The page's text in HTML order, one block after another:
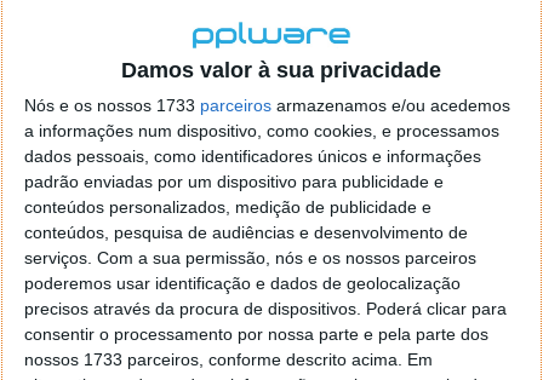
Damos valor à sua privacidade
Nós e os nossos 1733 parceiros armazenamos e/ou acedemos
a informações num dispositivo, como cookies, e processamos
dados pessoais, como identificadores únicos e informações
padrão enviadas por um dispositivo para publicidade e
conteúdos personalizados, medição de publicidade e
conteúdos, pesquisa de audiências e desenvolvimento de
serviços. Com a sua permissão, nós e os nossos parceiros
poderemos usar identificação e dados de geolocalização
precisos através da procura de dispositivos. Poderá clicar para
consentir o processamento por nossa parte e pela parte dos
nossos 1733 parceiros, conforme descrito acima. Em
localizaçao referida n se encontra la nada k me permita por
o firefox como browser predefenido
Ja percorri o painel
tentei apagar o explorer na tentativa de forçar o uso do
firefox mas em vao. Kaso te lembres de outra dica fico
agradecido, caso contrario obrigado a mesma
Responder
Vítor M.
7 de Novembro de 2005 às 01:39
@Reporter
Desculpa mas o link funciona. Seja como for segue por mail
o MSn Messenger 8.
Responder